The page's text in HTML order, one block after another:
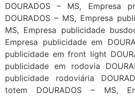
DOURADOS – MS, Empresa
DOURADOS – MS, Empresa
MS, Empresa publicidade
Empresa publicidade em
publicidade em front light
publicidade em rodovia
publicidade rodoviária
totem DOURADOS – MS,